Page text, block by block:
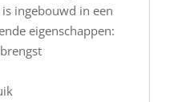
ingebouwd in een
eigenschappen: